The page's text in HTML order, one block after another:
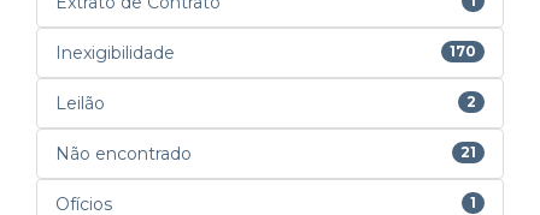
Inexigibilidade 170
Leilão 2
Não encontrado 21
Ofícios 1